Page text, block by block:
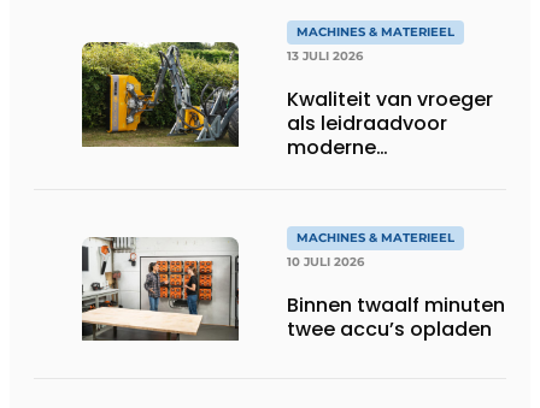
MACHINES & MATERIEEL
13 JULI 2026
Kwaliteit van vroeger
als leidraadvoor
moderne
MACHINES & MATERIEEL
10 JULI 2026
Binnen twaalf minuten
twee accu’s opladen